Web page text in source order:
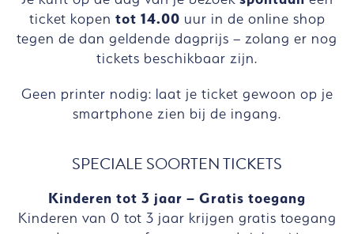
ticket kopen tot 14.00 uur in de online shop
tegen de dan geldende dagprijs – zolang er nog
tickets beschikbaar zijn.
Geen printer nodig: laat je ticket gewoon op je
smartphone zien bij de ingang.
SPECIALE SOORTEN TICKETS
Kinderen tot 3 jaar – Gratis toegang
Kinderen van 0 tot 3 jaar krijgen gratis toegang